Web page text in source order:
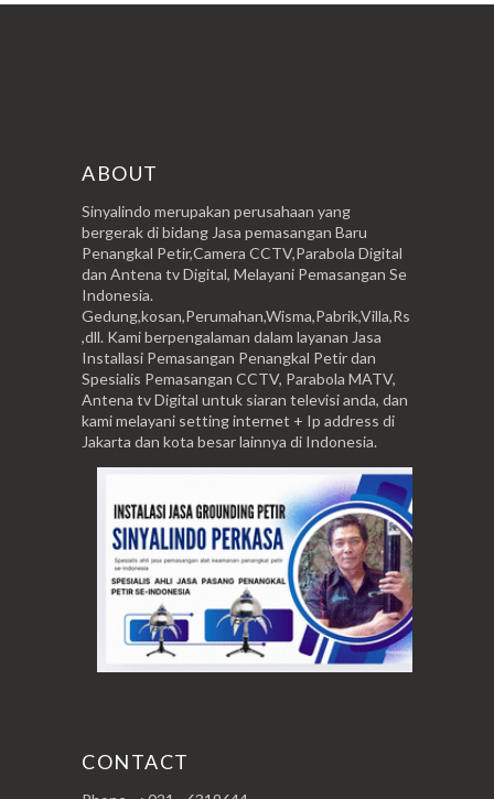
ABOUT
Sinyalindo merupakan perusahaan yang
bergerak di bidang Jasa pemasangan Baru
Penangkal Petir,Camera CCTV,Parabola Digital
dan Antena tv Digital, Melayani Pemasangan Se
Indonesia.
Gedung,kosan,Perumahan,Wisma,Pabrik,Villa,Rs
,dll. Kami berpengalaman dalam layanan Jasa
Installasi Pemasangan Penangkal Petir dan
Spesialis Pemasangan CCTV, Parabola MATV,
Antena tv Digital untuk siaran televisi anda, dan
kami melayani setting internet + Ip address di
Jakarta dan kota besar lainnya di Indonesia.
CONTACT